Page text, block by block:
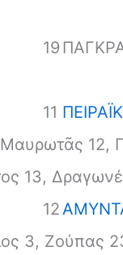
19
11
12,
13,
12
3, Ζούπας